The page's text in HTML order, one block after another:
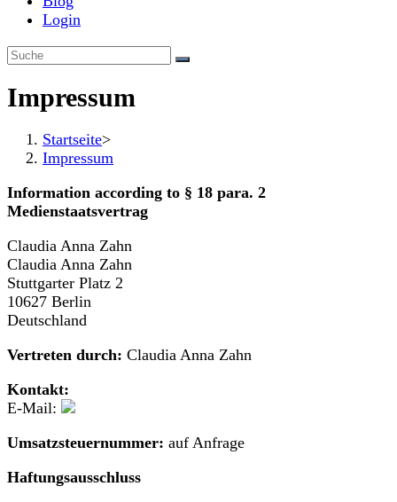
Login
Impressum
Startseite>
Impressum
Information according to § 18 para. 2
Medienstaatsvertrag
Claudia Anna Zahn
Claudia Anna Zahn
Stuttgarter Platz 2
10627 Berlin
Deutschland
Vertreten durch: Claudia Anna Zahn
Kontakt:
E-Mail:
Umsatzsteuernummer: auf Anfrage
Haftungsausschluss